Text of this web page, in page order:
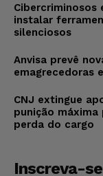
instalar
silenciosos
Anvisa prevê
emagrecedoras
CNJ extingue
punição
perda do cargo
Inscreva-se